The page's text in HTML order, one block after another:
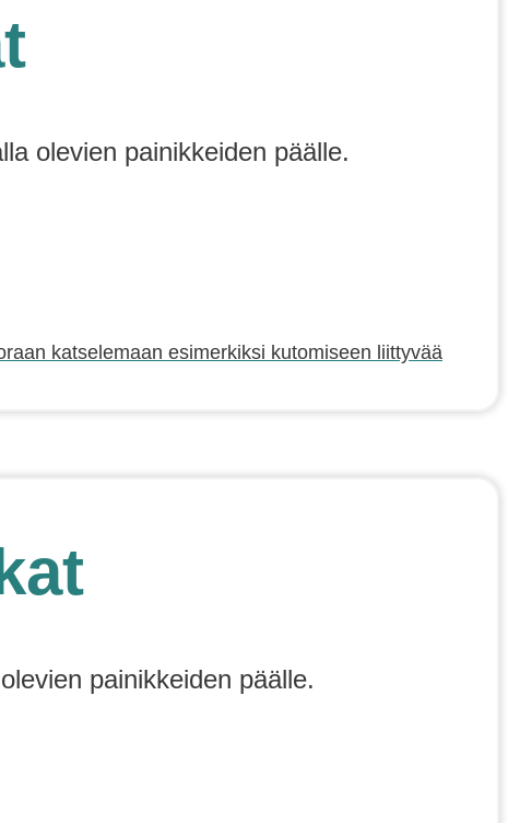
olevien painikkeiden päälle.
katselemaan esimerkiksi kutomiseen liittyvää
painikkeiden päälle.